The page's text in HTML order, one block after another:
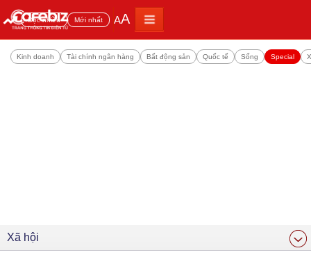
Đọc nhiều Mới nhất AA
Kinh doanh Tài chính ngân hàng Bất động sản Quốc tế Sống Special
Xã hội